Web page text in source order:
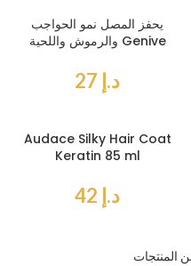
يحفز المصل نمو الحواجب
والرموش واللحية Genive
د.إ
Audace Silky Hair Coat
Keratin 85 ml
د.إ
المنتجات